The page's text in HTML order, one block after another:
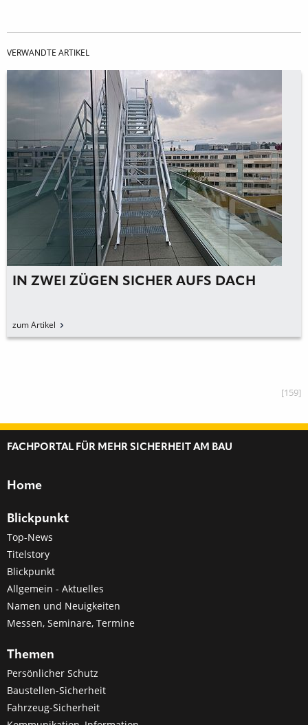
VERWANDTE ARTIKEL
IN ZWEI ZÜGEN SICHER AUFS DACH
zum Artikel
[159]
FACHPORTAL FÜR MEHR SICHERHEIT AM BAU
Home
Blickpunkt
Top-News
Titelstory
Blickpunkt
Allgemein - Aktuelles
Namen und Neuigkeiten
Messen, Seminare, Termine
Themen
Persönlicher Schutz
Baustellen-Sicherheit
Fahrzeug-Sicherheit